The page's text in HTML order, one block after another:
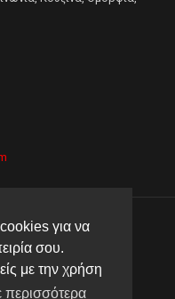
για να
σου.
με την χρήση
περισσότερα
κάθε νόμιμου
απορρήτου
bymanbiz isp